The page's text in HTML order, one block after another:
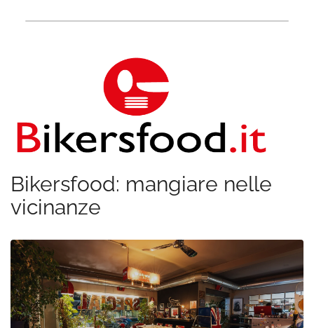
Bikersfood: mangiare nelle
vicinanze